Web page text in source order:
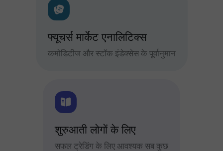
फ्यूचर्स मार्केट एनालिटिक्स
कमोडिटीज और स्टॉक इंडेक्सेस के पूर्वानुमान
शुरुआती लोगों के लिए
सफल ट्रेडिंग के लिए आवश्यक सब कुछ